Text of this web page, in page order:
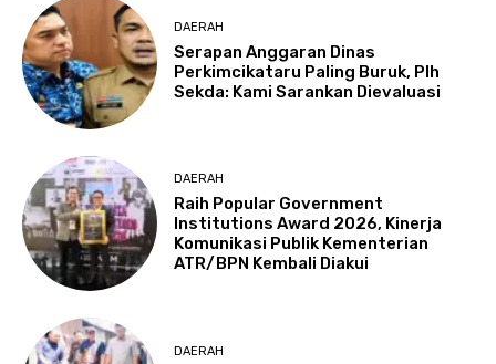
DAERAH
Serapan Anggaran Dinas
Perkimcikataru Paling Buruk, Plh
Sekda: Kami Sarankan Dievaluasi
DAERAH
Raih Popular Government
Institutions Award 2026, Kinerja
Komunikasi Publik Kementerian
ATR/BPN Kembali Diakui
DAERAH